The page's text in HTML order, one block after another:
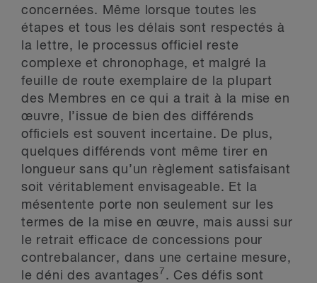
concernées. Même lorsque toutes les
étapes et tous les délais sont respectés à
la lettre, le processus officiel reste
complexe et chronophage, et malgré la
feuille de route exemplaire de la plupart
des Membres en ce qui a trait à la mise en
œuvre, l’issue de bien des différends
officiels est souvent incertaine. De plus,
quelques différends vont même tirer en
longueur sans qu’un règlement satisfaisant
soit véritablement envisageable. Et la
mésentente porte non seulement sur les
termes de la mise en œuvre, mais aussi sur
le retrait efficace de concessions pour
contrebalancer, dans une certaine mesure,
le déni des avantages 7 . Ces défis sont